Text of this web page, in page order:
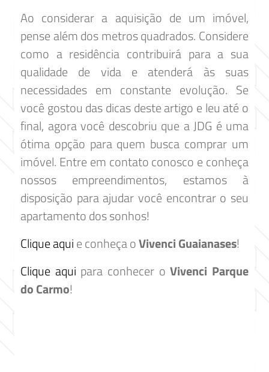
Ao considerar a aquisição de um imóvel,
pense além dos metros quadrados. Considere
como a residência contribuirá para a sua
qualidade de vida e atenderá às suas
necessidades em constante evolução. Se
você gostou das dicas deste artigo e leu até o
final, agora você descobriu que a JDG é uma
ótima opção para quem busca comprar um
imóvel. Entre em contato conosco e conheça
nossos empreendimentos, estamos à
disposição para ajudar você encontrar o seu
apartamento dos sonhos!
Clique aquie conheça oVivenci Guaianases!
Clique aqui para conhecer oVivenci Parque
do Carmo!